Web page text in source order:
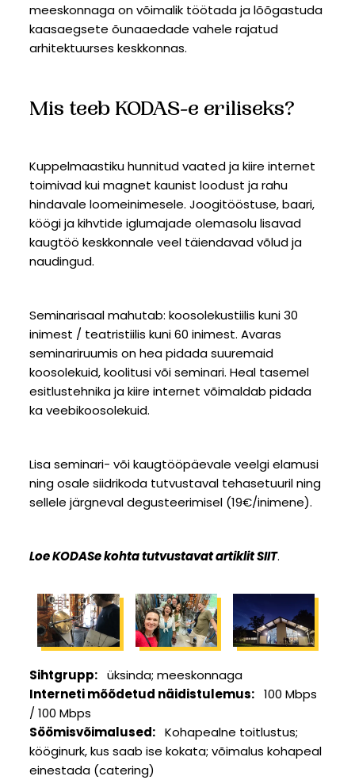
meeskonnaga on võimalik töötada ja lõõgastuda
kaasaegsete õunaaedade vahele rajatud
arhitektuurses keskkonnas.
Mis teeb KODAS-e eriliseks?
Kuppelmaastiku hunnitud vaated ja kiire internet
toimivad kui magnet kaunist loodust ja rahu
hindavale loomeinimesele. Joogitööstuse, baari,
köögi ja kihvtide iglumajade olemasolu lisavad
kaugtöö keskkonnale veel täiendavad võlud ja
naudingud.
Seminarisaal mahutab: koosolekustiilis kuni 30
inimest / teatristiilis kuni 60 inimest. Avaras
seminariruumis on hea pidada suuremaid
koosolekuid, koolitusi või seminari. Heal tasemel
esitlustehnika ja kiire internet võimaldab pidada
ka veebikoosolekuid.
Lisa seminari- või kaugtööpäevale veelgi elamusi
ning osale siidrikoda tutvustaval tehasetuuril ning
sellele järgneval degusteerimisel (19€/inimene).
Loe KODASe kohta tutvustavat artiklit SIIT.
Sihtgrupp üksinda meeskonnaga
Interneti mõõdetud näidistulemus
100 Mbps
/ 100 Mbps
Söömisvõimalused
Kohapealne toitlustus
kööginurk, kus saab ise kokata võimalus kohapeal
einestada (catering)